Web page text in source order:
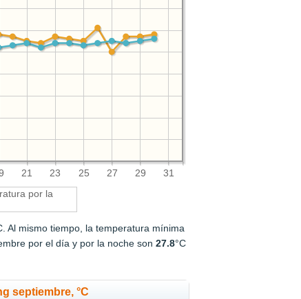
21 23 25 27 29 31
por la
Al mismo tiempo, la temperatura mínima
por el día y por la noche son27.8°C
septiembre, °C